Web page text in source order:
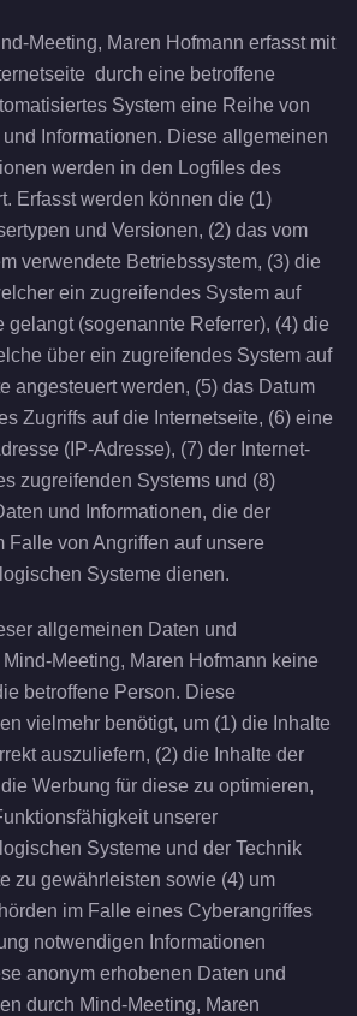
Meeting, Maren Hofmann erfasst mit
durch eine betroffene
System eine Reihe von
Informationen. Diese allgemeinen
werden in den Logfiles des
Erfasst werden können die (1)
und Versionen, (2) das vom
verwendete Betriebssystem, (3) die
ein zugreifendes System auf
gelangt (sogenannte Referrer), (4) die
über ein zugreifendes System auf
angesteuert werden, (5) das Datum
Zugriffs auf die Internetseite, (6) eine
(IP-Adresse), (7) der Internet-
zugreifenden Systems und (8)
und Informationen, die der
Falle von Angriffen auf unsere
Systeme dienen.
allgemeinen Daten und
Mind-Meeting, Maren Hofmann keine
betroffene Person. Diese
vielmehr benötigt, um (1) die Inhalte
auszuliefern, (2) die Inhalte der
Werbung für diese zu optimieren,
unserer
Systeme und der Technik
zu gewährleisten sowie (4) um
im Falle eines Cyberangriffes
notwendigen Informationen
anonym erhobenen Daten und
durch Mind-Meeting, Maren